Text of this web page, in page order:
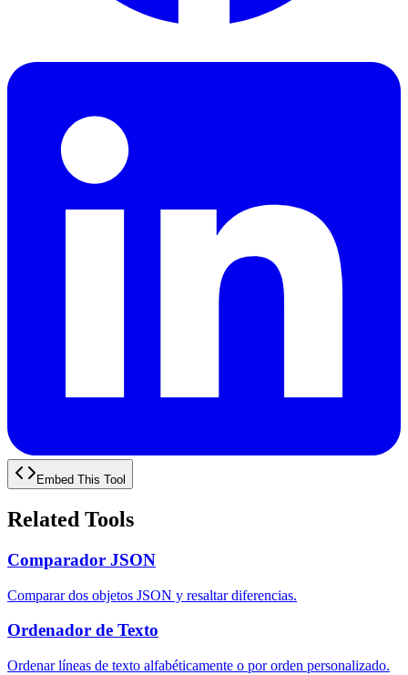
Embed This Tool
Related Tools
Comparador JSON
Comparar dos objetos JSON y resaltar diferencias.
Ordenador de Texto
Ordenar líneas de texto alfabéticamente o por orden personalizado.